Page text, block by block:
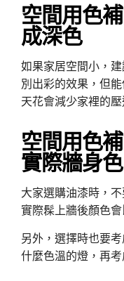
空間用色
成深色
如果家居空間小，
別出彩的效果，但
天花會減少家裡的
空間用色
實際牆身色
大家選購油漆時，
實際髹上牆後顏色
另外，選擇時也要
什麼色溫的燈，再